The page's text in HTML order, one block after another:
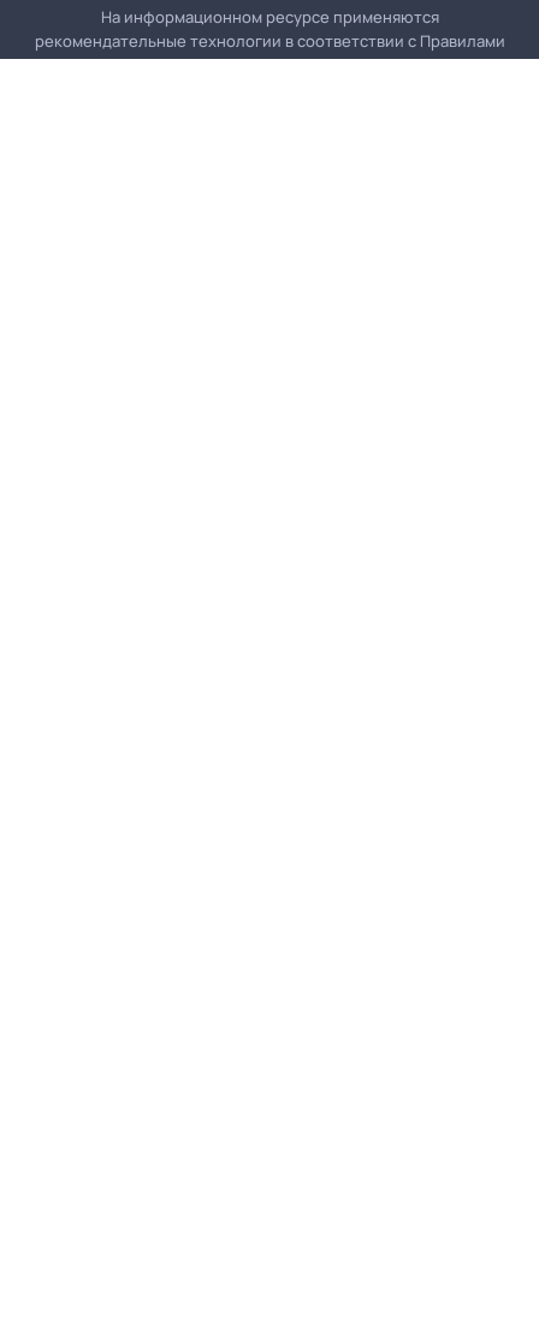
На информационном ресурсе применяются
рекомендательные технологии в соответствии с Правилами